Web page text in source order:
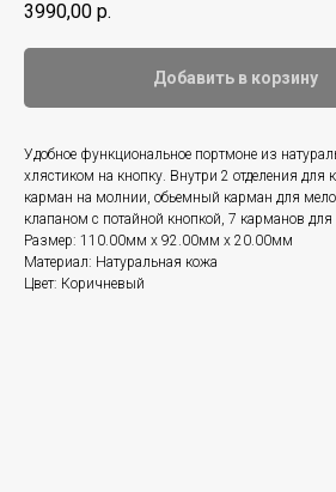
3990,00 р.
Добавить в корзину
Удобное функциональное портмоне из
хлястиком на кнопку. Внутри 2 отделения для
карман на молнии, обьемный карман для
клапаном с потайной кнопкой, 7 карманов для
Размер: 110.00мм x 92.00мм x 20.00мм
Материал: Натуральная кожа
Цвет: Коричневый